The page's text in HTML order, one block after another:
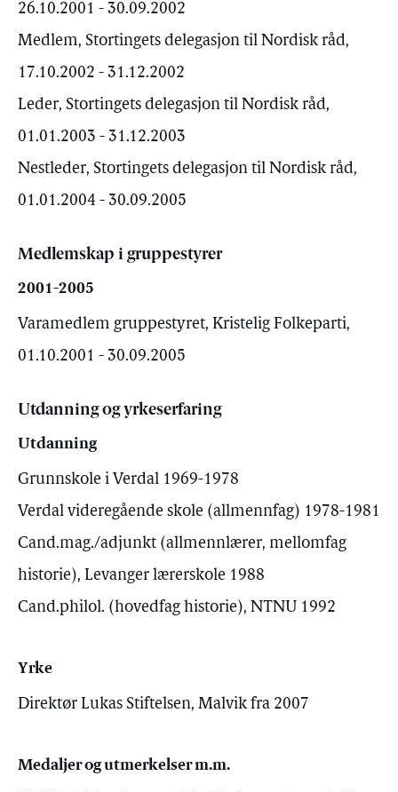
26.10.2001 - 30.09.2002
Medlem, Stortingets delegasjon til Nordisk råd,
17.10.2002 - 31.12.2002
Leder, Stortingets delegasjon til Nordisk råd,
01.01.2003 - 31.12.2003
Nestleder, Stortingets delegasjon til Nordisk råd,
01.01.2004 - 30.09.2005
Medlemskap i gruppestyrer
2001-2005
Varamedlem gruppestyret, Kristelig Folkeparti,
01.10.2001 - 30.09.2005
Utdanning og yrkeserfaring
Utdanning
Grunnskole i Verdal 1969-1978
Verdal videregående skole (allmennfag) 1978-1981
Cand.mag./adjunkt (allmennlærer, mellomfag
historie), Levanger lærerskole 1988
Cand.philol. (hovedfag historie), NTNU 1992
Yrke
Direktør Lukas Stiftelsen, Malvik fra 2007
Medaljer og utmerkelser m.m.